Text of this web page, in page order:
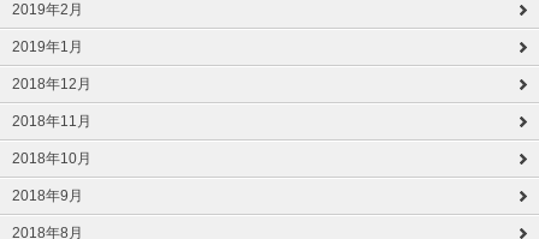
2019年2月
2019年1月
2018年12月
2018年11月
2018年10月
2018年9月
2018年8月